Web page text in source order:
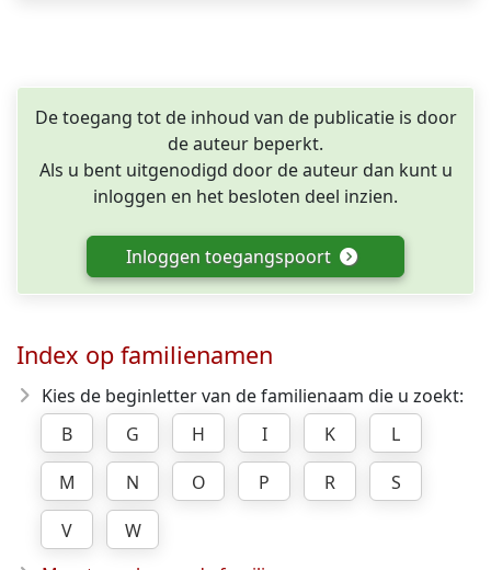
De toegang tot de inhoud van de publicatie is door
de auteur beperkt.
Als u bent uitgenodigd door de auteur dan kunt u
inloggen en het besloten deel inzien.
Inloggen toegangspoort
Index op familienamen
Kies de beginletter van de familienaam die u zoekt:
B
G H I K
L
M
N O P R
S
V
W